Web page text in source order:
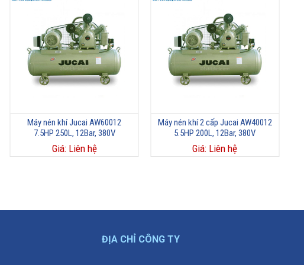
Máy nén khí Jucai AW60012
7.5HP 250L, 12Bar, 380V
Giá: Liên hệ
Máy nén khí 2 cấp Jucai AW40012
5.5HP 200L, 12Bar, 380V
Giá: Liên hệ
ĐỊA CHỈ CÔNG TY